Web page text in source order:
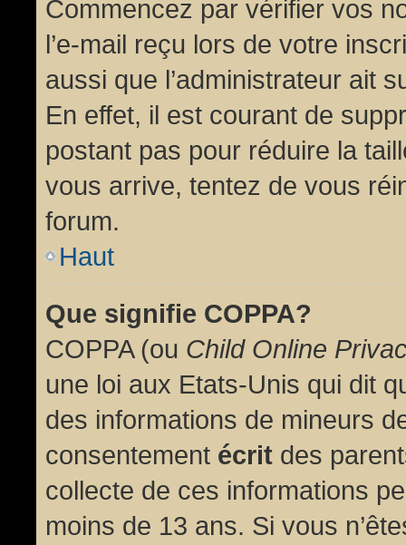
Commencez par vérifier vos
l’e-mail reçu lors de votre
aussi que l’administrateur ait
En effet, il est courant de
postant pas pour réduire la
vous arrive, tentez de vous
forum.
Haut
Que signifie COPPA?
COPPA (ou Child Online
une loi aux Etats-Unis qui dit
des informations de mineurs
consentement écrit des
collecte de ces informations
moins de 13 ans. Si vous